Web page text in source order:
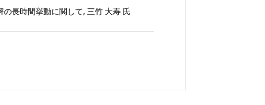
長時間挙動に関して, 三竹 大寿 氏